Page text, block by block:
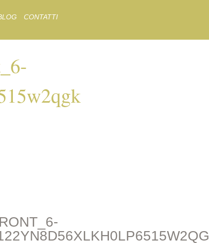
CONTATTI